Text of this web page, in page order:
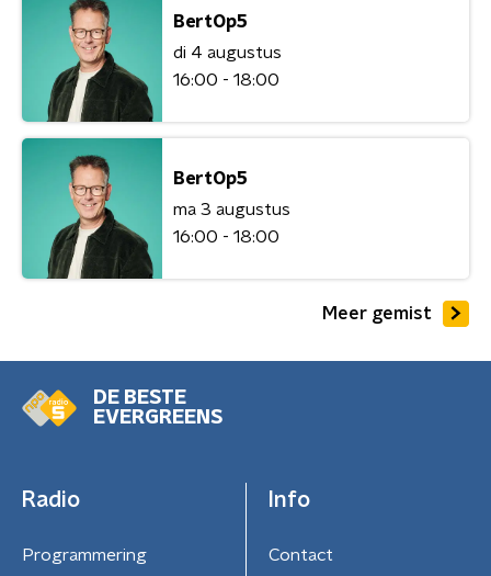
BertOp5
di 4 augustus
16:00 - 18:00
BertOp5
ma 3 augustus
16:00 - 18:00
Meer gemist
DE BESTE
EVERGREENS
Radio
Programmering
Info
Contact